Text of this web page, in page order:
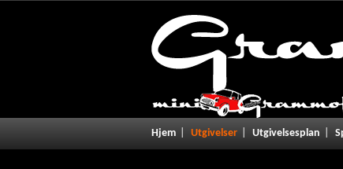
: Undefined variable: promo in/home/grammofo/
Hjem Utgivelser Utgivelsesplan